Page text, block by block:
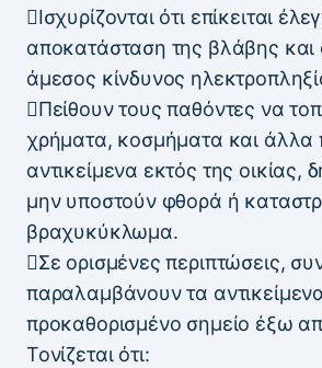
Ισχυρίζονται ότι επίκειται
αποκατάσταση της βλάβης και
άμεσος κίνδυνος
Πείθουν τους παθόντες να
χρήματα, κοσμήματα και άλλα
αντικείμενα εκτός της οικίας,
μην υποστούν φθορά ή
βραχυκύκλωμα.
Σε ορισμένες περιπτώσεις,
παραλαμβάνουν τα
προκαθορισμένο σημείο έξω
Τονίζεται ότι: